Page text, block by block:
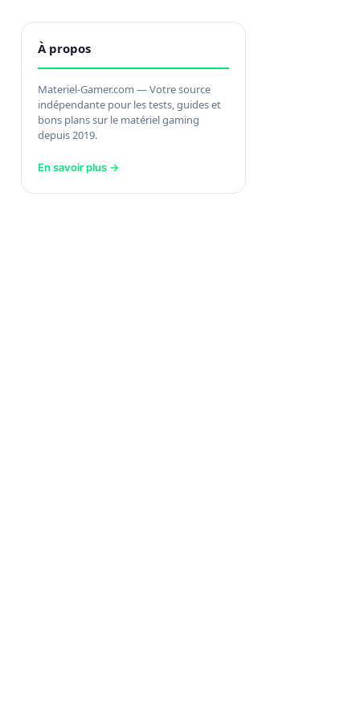
À propos
Materiel-Gamer.com — Votre source
indépendante pour les tests, guides et
bons plans sur le matériel gaming
depuis 2019.
En savoir plus →